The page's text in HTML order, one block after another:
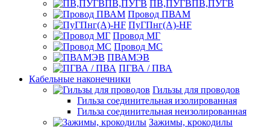
ПВ,ПУГВПВ,ПУГВ
Провод ПВАМ
ПуГПнг(A)-HF
Провод МГ
Провод МС
ПВАМЭВ
ПГВА / ПВА
Кабельные наконечники
Гильзы для проводов
Гильза соединительная изолированная
Гильза соединительная неизолированная
Зажимы, крокодилы